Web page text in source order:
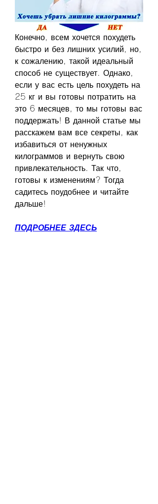
Конечно, всем хочется похудеть
быстро и без лишних усилий, но,
к сожалению, такой идеальный
способ не существует. Однако,
если у вас есть цель похудеть на
25 кг и вы готовы потратить на
это 6 месяцев, то мы готовы вас
поддержать! В данной статье мы
расскажем вам все секреты, как
избавиться от ненужных
килограммов и вернуть свою
привлекательность. Так что,
готовы к изменениям? Тогда
садитесь поудобнее и читайте
дальше!
ПОДРОБНЕЕ ЗДЕСЬ